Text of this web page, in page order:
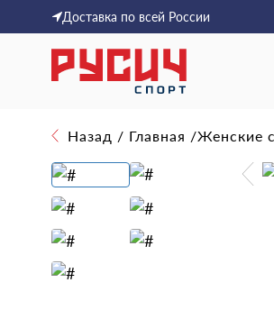
Доставка по всей России
Назад / Главная /Женские